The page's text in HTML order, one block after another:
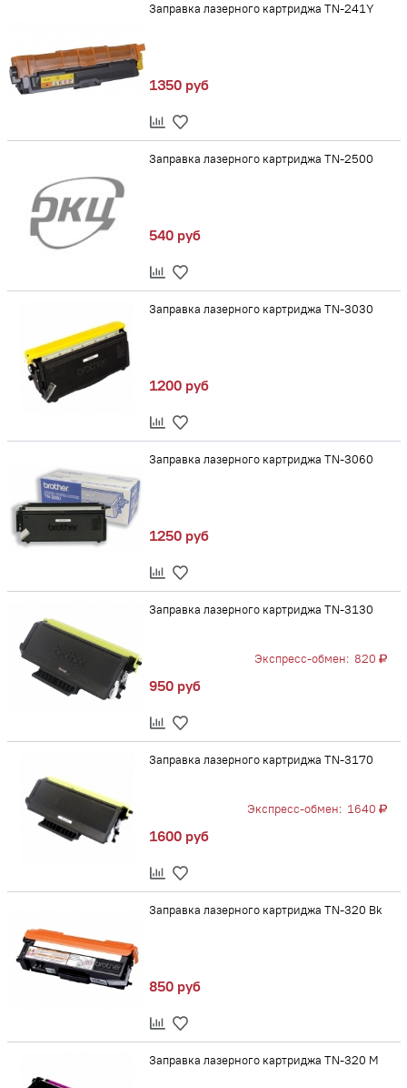
Заправка лазерного картриджа TN-241Y
1350 руб
Заправка лазерного картриджа TN-2500
540 руб
Заправка лазерного картриджа TN-3030
1200 руб
Заправка лазерного картриджа TN-3060
1250 руб
Заправка лазерного картриджа TN-3130
Экспресс-обмен:820
950 руб
Заправка лазерного картриджа TN-3170
Экспресс-обмен: 1640
1600 руб
Заправка лазерного картриджа TN-320 Bk
850 руб
Заправка лазерного картриджа TN-320 M